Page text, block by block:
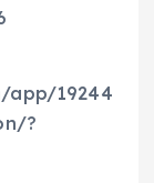
app/19244
?